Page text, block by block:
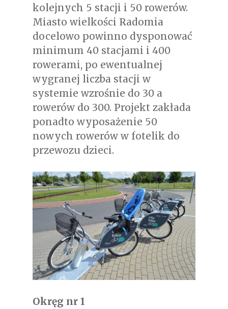
kolejnych 5 stacji i 50 rowerów.
Miasto wielkości Radomia
docelowo powinno dysponować
minimum 40 stacjami i 400
rowerami, po ewentualnej
wygranej liczba stacji w
systemie wzrośnie do 30 a
rowerów do 300. Projekt zakłada
ponadto wyposażenie 50
nowych rowerów w fotelik do
przewozu dzieci.
Okręg nr 1